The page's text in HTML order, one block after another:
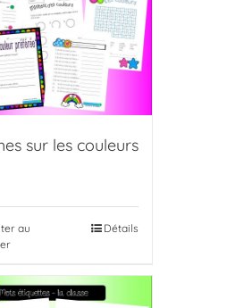
sur les couleurs
au
Détails